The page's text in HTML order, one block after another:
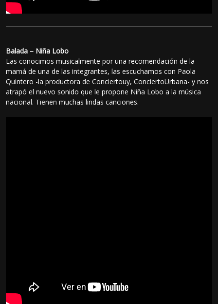
Balada – Niña Lobo
Las conocimos musicalmente por una recomendación de la
mamá de una de las integrantes, las escuchamos con Paola
Quintero -la productora de Conciertouy, ConciertoUrbana- y nos
atrapó el nuevo sonido que le propone Niña Lobo a la música
nacional. Tienen muchas lindas canciones.